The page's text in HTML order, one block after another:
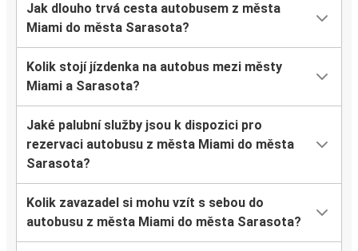
Jak dlouho trvá cesta autobusem z města
Miami do města Sarasota?
Kolik stojí jízdenka na autobus mezi městy
Miami a Sarasota?
Jaké palubní služby jsou k dispozici pro
rezervaci autobusu z města Miami do města
Sarasota?
Kolik zavazadel si mohu vzít s sebou do
autobusu z města Miami do města Sarasota?